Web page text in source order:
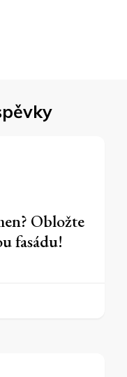
Obložte
fasádu!